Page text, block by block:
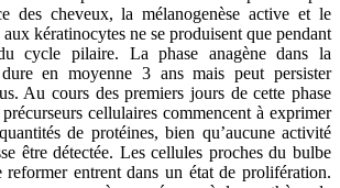
des cheveux, la mélanogenèse active et le
kératinocytes ne se produisent que pendant
cycle pilaire. La phase anagène dans la
en moyenne 3 ans mais peut persister
Au cours des premiers jours de cette phase
cellulaires commencent à exprimer
de protéines, bien qu’aucune activité
être détectée. Les cellules proches du bulbe
entrent dans un état de prolifération.